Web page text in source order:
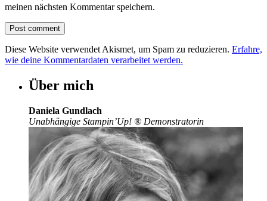
meinen nächsten Kommentar speichern.
Diese Website verwendet Akismet, um Spam zu reduzieren. Erfahre,
wie deine Kommentardaten verarbeitet werden.
Über mich
Daniela Gundlach
Unabhängige Stampin’Up! ® Demonstratorin